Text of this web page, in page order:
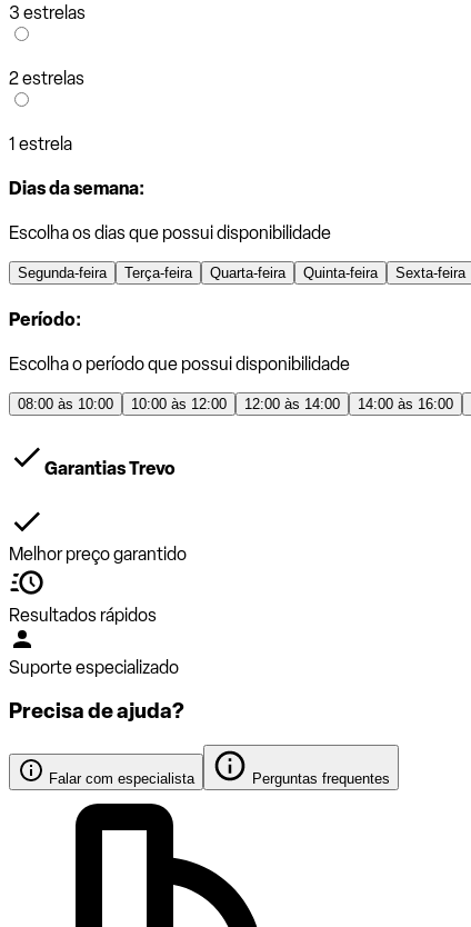
3 estrelas
2 estrelas
1 estrela
Dias da semana:
Escolha os dias que possui disponibilidade
Segunda-feira Terça-feira Quarta-feira Quinta-feira Sexta-feira
Período:
Escolha o período que possui disponibilidade
08:00 às 10:00 10:00 às 12:00 12:00 às 14:00 14:00 às 16:00
Garantias Trevo
Melhor preço garantido
Resultados rápidos
Suporte especializado
Precisa de ajuda?
Falar com especialista Perguntas frequentes